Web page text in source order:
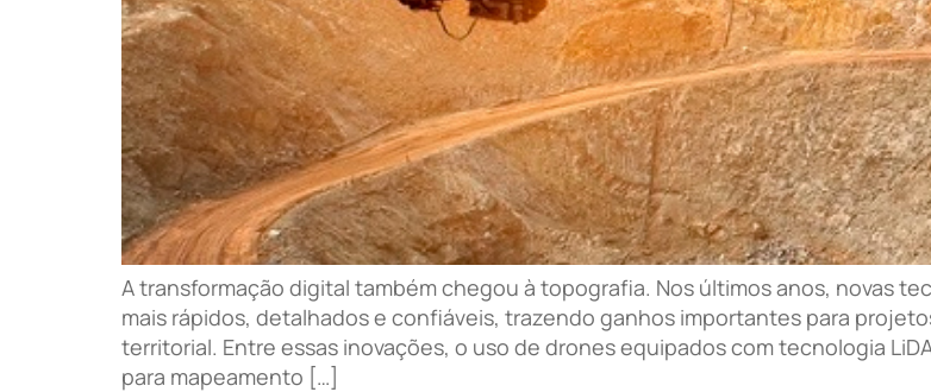
A transformação digital também chegou à topografia. Nos últimos anos, novas
mais rápidos, detalhados e confiáveis, trazendo ganhos importantes para
territorial. Entre essas inovações, o uso de drones equipados com tecnologia
para mapeamento […]